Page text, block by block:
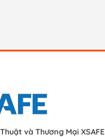
và Thương Mại XSAFE